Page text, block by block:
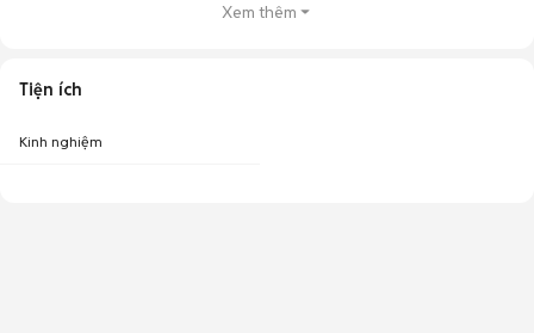
Xem thêm
Tiện ích
Kinh nghiệm